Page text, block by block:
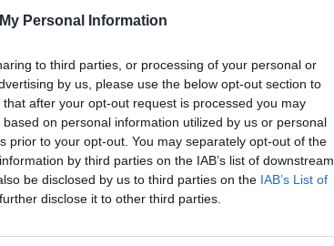
Personal Information
to third parties, or processing of your personal or
by us, please use the below opt-out section to
after your opt-out request is processed you may
on personal information utilized by us or personal
prior to your opt-out. You may separately opt-out of the
by third parties on the IAB’s list of downstream
be disclosed by us to third parties on the IAB’s List of
disclose it to other third parties.